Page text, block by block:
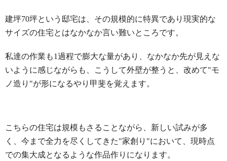
建坪70坪という邸宅は、その規模的に特異であり現実的な
サイズの住宅とはなかなか言い難いところです。
私達の作業も1過程で膨大な量があり、なかなか先が見えな
いように感じながらも、こうして外壁が整うと、改めて"モ
ノ造り"が形になるやり甲斐を覚えます。
こちらの住宅は規模もさることながら、新しい試みが多
く、今まで全力を尽くしてきた"家創り"において、現時点
での集大成となるような作品作りになります。